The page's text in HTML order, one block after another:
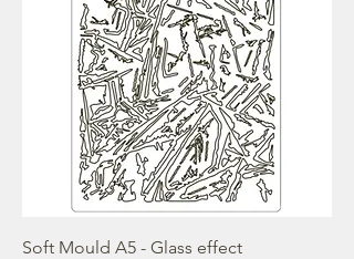
Soft Mould A5 - Glass effect